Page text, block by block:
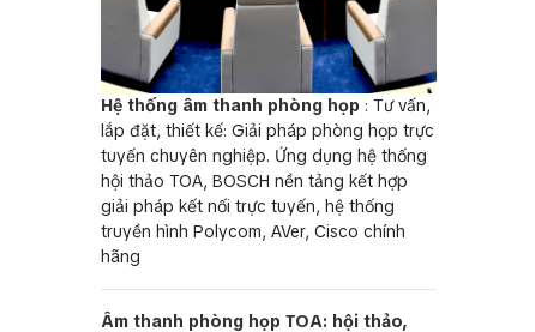
Hệ thống âm thanh phòng họp : Tư vấn,
lắp đặt, thiết kế: Giải pháp phòng họp trực
tuyến chuyên nghiệp. Ứng dụng hệ thống
hội thảo TOA, BOSCH nền tảng kết hợp
giải pháp kết nối trực tuyến, hệ thống
truyền hình Polycom, AVer, Cisco chính
hãng
Âm thanh phòng họp TOA: hội thảo,